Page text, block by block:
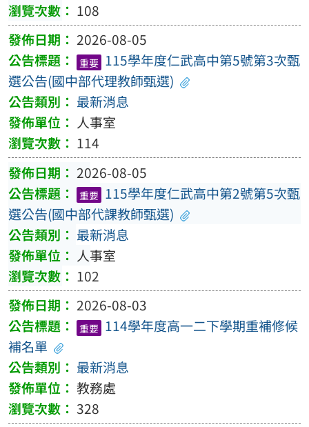
108
2026-08-05
重要 115學年度仁武高中第5號第3次甄
選公告(國中部代理教師甄選)
最新消息
人事室
114
2026-08-05
重要 115學年度仁武高中第2號第5次甄
選公告(國中部代課教師甄選)
最新消息
人事室
102
2026-08-03
重要 114學年度高一二下學期重補修候
補名單
最新消息
教務處
328